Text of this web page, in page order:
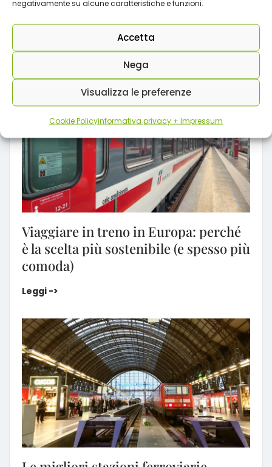
negativamente su alcune caratteristiche e funzioni.
Accetta
Nega
Visualizza le preferenze
Cookie Policyinformativa privacy + Impressum
Ti potrebbe interessare:
Viaggiare in treno in Europa: perché
è la scelta più sostenibile (e spesso più
comoda)
Leggi ->